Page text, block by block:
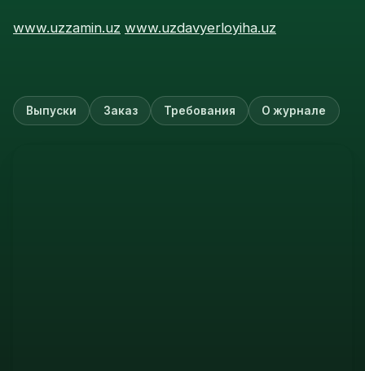
www.uzzamin.uz www.uzdavyerloyiha.uz
Выпуски Заказ Требования О журнале